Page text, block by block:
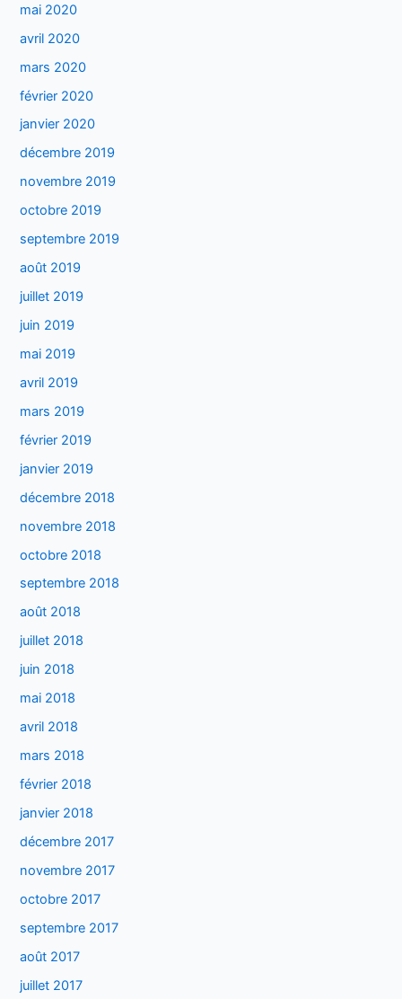
mai 2020
avril 2020
mars 2020
février 2020
janvier 2020
décembre 2019
novembre 2019
octobre 2019
septembre 2019
août 2019
juillet 2019
juin 2019
mai 2019
avril 2019
mars 2019
février 2019
janvier 2019
décembre 2018
novembre 2018
octobre 2018
septembre 2018
août 2018
juillet 2018
juin 2018
mai 2018
avril 2018
mars 2018
février 2018
janvier 2018
décembre 2017
novembre 2017
octobre 2017
septembre 2017
août 2017
juillet 2017